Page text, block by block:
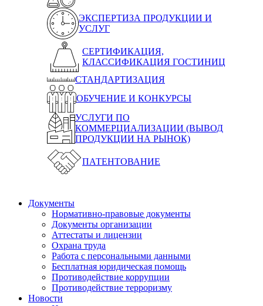
ЭКСПЕРТИЗА ПРОДУКЦИИ И
УСЛУГ
СЕРТИФИКАЦИЯ,
КЛАССИФИКАЦИЯ ГОСТИНИЦ
СТАНДАРТИЗАЦИЯ
ОБУЧЕНИЕ И КОНКУРСЫ
УСЛУГИ ПО
КОММЕРЦИАЛИЗАЦИИ (ВЫВОД
ПРОДУКЦИИ НА РЫНОК)
ПАТЕНТОВАНИЕ
Документы
Нормативно-правовые документы
Документы организации
Аттестаты и лицензии
Охрана труда
Работа с персональными данными
Бесплатная юридическая помощь
Противодействие коррупции
Противодействие терроризму
Новости